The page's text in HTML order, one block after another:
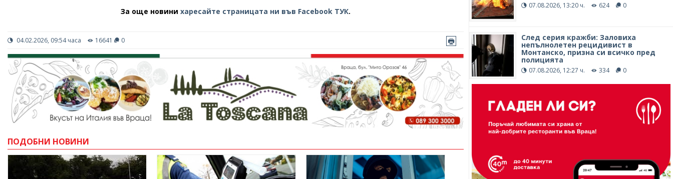
За още новинихаресайте страницата ни във Facebook ТУК.
04.02.2026, 09:54 часа 16641 0
ПОДОБНИ НОВИНИ
07.08.2026, 13:20 ч. 624 0
След серия кражби: Заловиха
непълнолетен рецидивист в
Монтанско, призна си всичко пред
полицията
07.08.2026, 12:27 ч. 334 0